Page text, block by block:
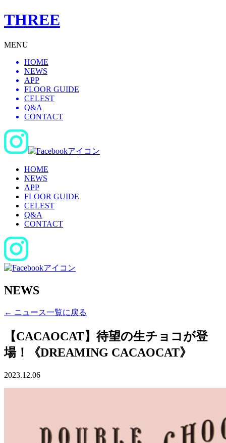
THREE
MENU
HOME
NEWS
APP
FLOOR GUIDE
CELEST
Q&A
CONTACT
HOME
NEWS
APP
FLOOR GUIDE
CELEST
Q&A
CONTACT
NEWS
← ニュース一覧に戻る
【CACAOCAT】待望の生チョコが登
場！《DREAMING CACAOCAT》
2023.12.06